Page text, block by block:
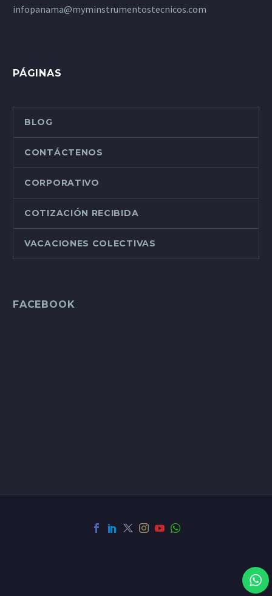
infopanama@myminstrumentostecnicos.com
PÁGINAS
BLOG
CONTÁCTENOS
CORPORATIVO
COTIZACIÓN RECIBIDA
VACACIONES COLECTIVAS
FACEBOOK